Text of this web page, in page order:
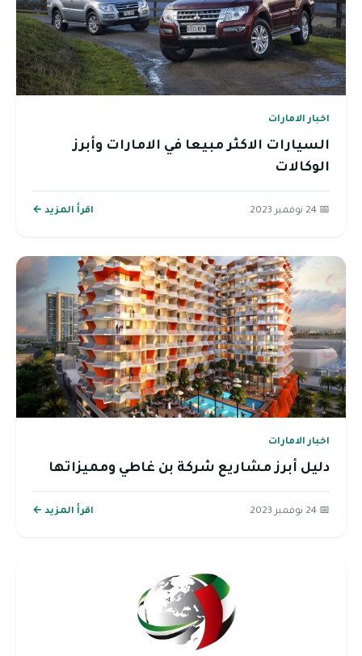
اخبار الامارات
السيارات الاكثر مبيعا في الامارات وأبرز
الوكالات
📅 24 نوفمبر 2023 اقرأ المزيد ←
اخبار الامارات
دليل أبرز مشاريع شركة بن غاطي ومميزاتها
📅 24 نوفمبر 2023 اقرأ المزيد ←